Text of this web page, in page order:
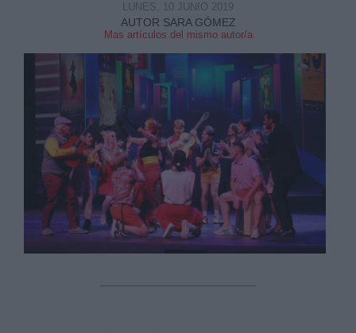
AUTOR SARA GÓMEZ
Mas artículos del mismo autor/a
LUNES, 10 JUNIO 2019
link
Información adicional
link